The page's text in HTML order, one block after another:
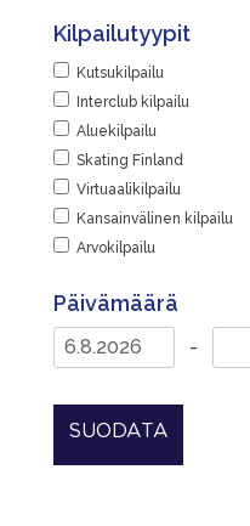
Kilpailutyypit
Kutsukilpailu
Interclub kilpailu
Aluekilpailu
Skating Finland
Virtuaalikilpailu
Kansainvälinen kilpailu
Arvokilpailu
Päivämäärä
-
SUODATA